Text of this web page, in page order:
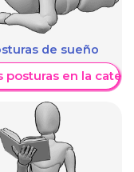
de sueño
posturas en la